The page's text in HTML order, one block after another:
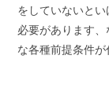
をしていないと
必要があります
な各種前提条件が